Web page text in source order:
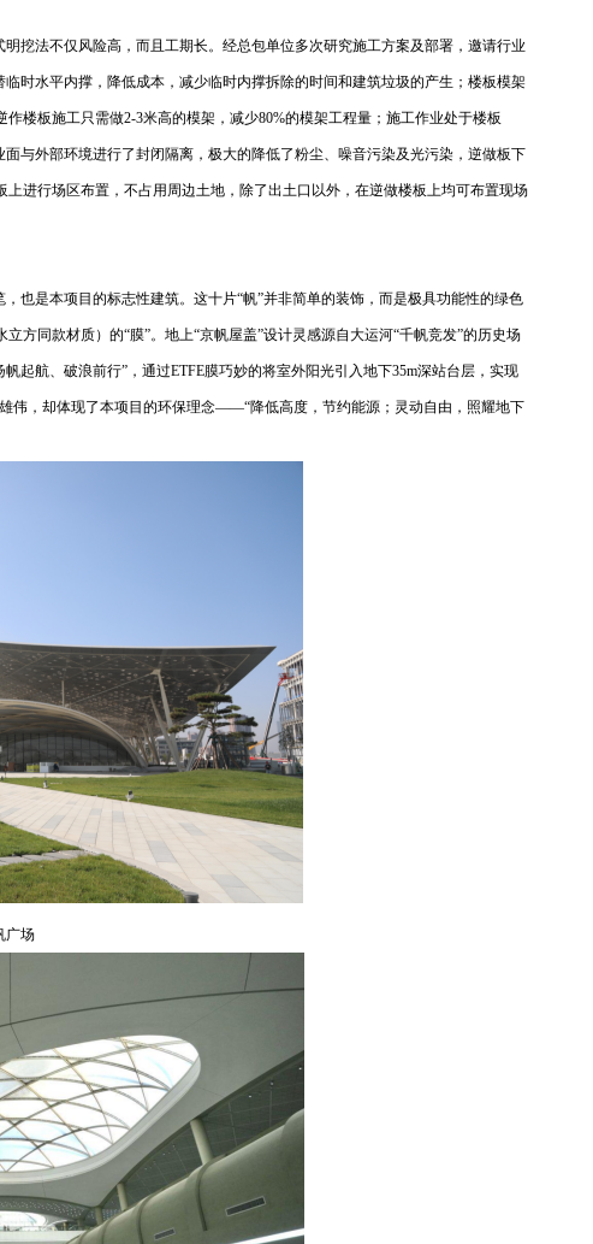
挖法不仅风险高，而且工期长。经总包单位多次研究施工方案及部署，邀请行业
时水平内撑，降低成本，减少临时内撑拆除的时间和建筑垃圾的产生；楼板模架
楼板施工只需做2-3米高的模架，减少80%的模架工程量；施工作业处于楼板
与外部环境进行了封闭隔离，极大的降低了粉尘、噪音污染及光污染，逆做板下
进行场区布置，不占用周边土地，除了出土口以外，在逆做楼板上均可布置现场
是本项目的标志性建筑。这十片“帆”并非简单的装饰，而是极具功能性的绿色
方同款材质）的“膜”。地上“京帆屋盖”设计灵感源自大运河“千帆竞发”的历史场
起航、破浪前行”，通过ETFE膜巧妙的将室外阳光引入地下35m深站台层，实现
伟，却体现了本项目的环保理念——“降低高度，节约能源；灵动自由，照耀地下
广场